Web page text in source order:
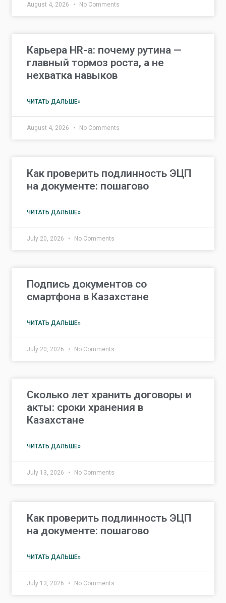
August 4, 2026 No Comments
Карьера HR-а: почему рутина —
главный тормоз роста, а не
нехватка навыков
ЧИТАТЬ ДАЛЬШЕ»
August 4, 2026 No Comments
Как проверить подлинность ЭЦП
на документе: пошагово
ЧИТАТЬ ДАЛЬШЕ»
July 20, 2026 No Comments
Подпись документов со
смартфона в Казахстане
ЧИТАТЬ ДАЛЬШЕ»
July 20, 2026 No Comments
Сколько лет хранить договоры и
акты: сроки хранения в
Казахстане
ЧИТАТЬ ДАЛЬШЕ»
July 13, 2026 No Comments
Как проверить подлинность ЭЦП
на документе: пошагово
ЧИТАТЬ ДАЛЬШЕ»
July 13, 2026 No Comments